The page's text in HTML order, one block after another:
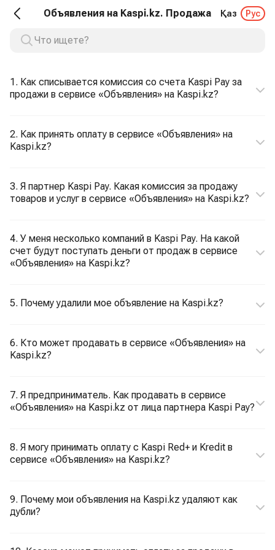
Объявления на Kaspi.kz. Продажа Қаз Рус
1. Как списывается комиссия со счета Kaspi Pay за
продажи в сервисе «Объявления» на Kaspi.kz?
2. Как принять оплату в сервисе «Объявления» на
Kaspi.kz?
3. Я партнер Kaspi Pay. Какая комиссия за продажу
товаров и услуг в сервисе «Объявления» на Kaspi.kz?
4. У меня несколько компаний в Kaspi Pay. На какой
счет будут поступать деньги от продаж в сервисе
«Объявления» на Kaspi.kz?
5. Почему удалили мое объявление на Kaspi.kz?
6. Кто может продавать в сервисе «Объявления» на
Kaspi.kz?
7. Я предприниматель. Как продавать в сервисе
«Объявления» на Kaspi.kz от лица партнера Kaspi Pay?
8. Я могу принимать оплату с Kaspi Red+ и Kredit в
сервисе «Объявления» на Kaspi.kz?
9. Почему мои объявления на Kaspi.kz удаляют как
дубли?